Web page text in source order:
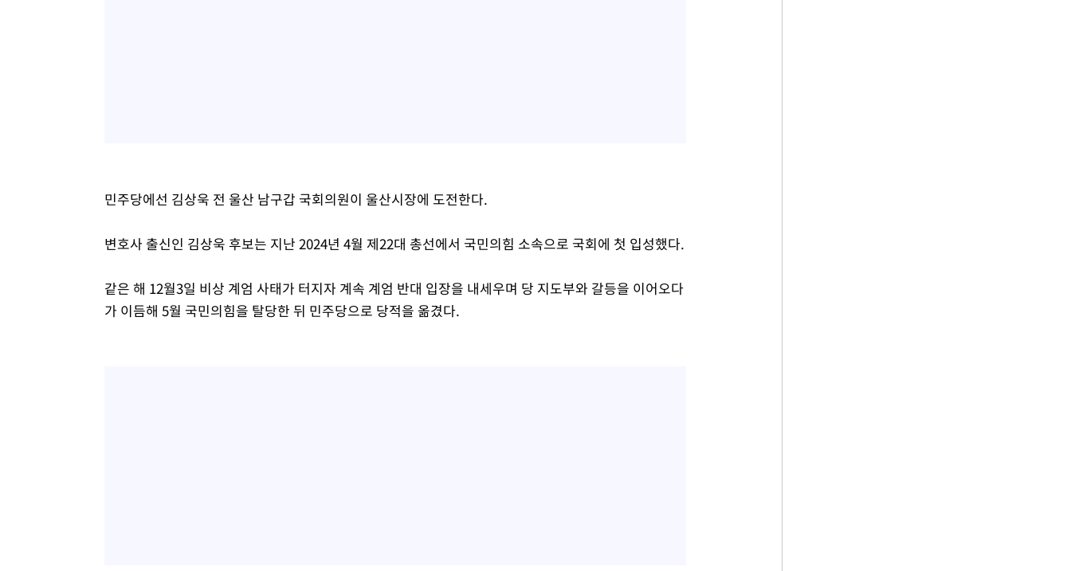
민주당에선 김상욱 전 울산 남구갑 국회의원이 울산시장에 도전한다.
변호사 출신인 김상욱 후보는 지난 2024년 4월 제22대 총선에서 국민의힘 소속으로 국회에 첫 입성했다.
같은 해 12월3일 비상 계엄 사태가 터지자 계속 계엄 반대 입장을 내세우며 당 지도부와 갈등을 이어오다
가 이듬해 5월 국민의힘을 탈당한 뒤 민주당으로 당적을 옮겼다.